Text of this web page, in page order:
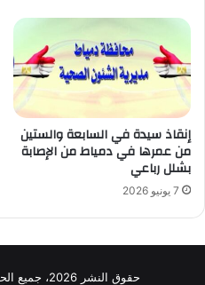
إنقاذ سيدة في السابعة والستين
من عمرها في دمياط من الإصابة
بشلل رباعي
7 يونيو 2026
حقوق النشر 2026، جميع الحقوق محفوظة © نبأ مصر